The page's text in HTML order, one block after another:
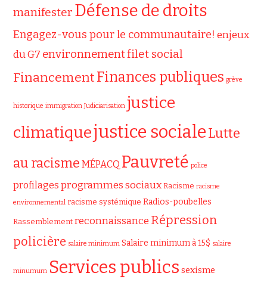
manifester Défense de droits
Engagez-vous pour le communautaire! enjeux
du G7 environnementfilet social
FinancementFinances publiques grève
historique immigration Judiciarisation justice
climatiquejustice socialeLutte
au racisme MÉPACQ Pauvreté police
profilages programmes sociaux Racisme racisme
environnemental racisme systémique Radios-poubelles
Rassemblement reconnaissance Répression
policière salaire minimum Salaire minimum à 15$ salaire
minumum Services publics sexisme